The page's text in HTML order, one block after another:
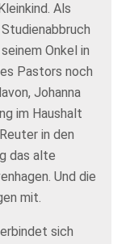
Als
Onkel in
Pastors noch
Johanna
im Haushalt
in den
das alte
Und die
mit.
sich